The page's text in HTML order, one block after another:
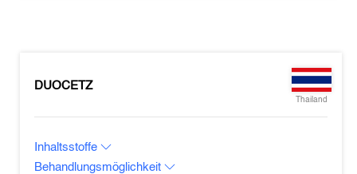
DUOCETZ
Thailand
Inhaltsstoffe
Behandlungsmöglichkeit